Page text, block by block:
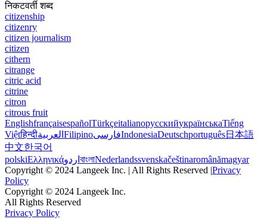
निकटवर्ती शब्द
citizenship
citizenry
citizen journalism
citizen
cithern
citrange
citric acid
citrine
citron
citrous fruit
EnglishfrançaisespañolTürkçeitalianoрусскийукраїнськаTiếng
Việtहिन्दीالعربية FilipinoفارسیIndonesiaDeutschportuguês日本語
中文한국어
polskiΕλληνικάاردو বাংলাNederlandssvenskačeštinaromânămagyar
Copyright © 2024 Langeek Inc. | All Rights Reserved |Privacy
Policy
Copyright © 2024 Langeek Inc.
All Rights Reserved
Privacy Policy